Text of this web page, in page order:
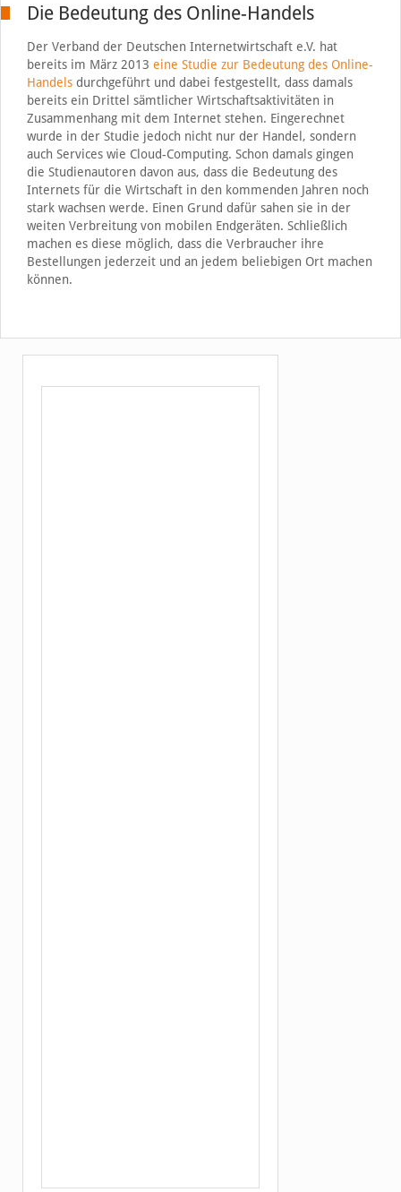
Die Bedeutung des Online-Handels
Der Verband der Deutschen Internetwirtschaft e.V. hat
bereits im März 2013 eine Studie zur Bedeutung des Online-
Handelsdurchgeführt und dabei festgestellt, dass damals
bereits ein Drittel sämtlicher Wirtschaftsaktivitäten in
Zusammenhang mit dem Internet stehen. Eingerechnet
wurde in der Studie jedoch nicht nur der Handel, sondern
auch Services wie Cloud-Computing. Schon damals gingen
die Studienautoren davon aus, dass die Bedeutung des
Internets für die Wirtschaft in den kommenden Jahren noch
stark wachsen werde. Einen Grund dafür sahen sie in der
weiten Verbreitung von mobilen Endgeräten. Schließlich
machen es diese möglich, dass die Verbraucher ihre
Bestellungen jederzeit und an jedem beliebigen Ort machen
können.